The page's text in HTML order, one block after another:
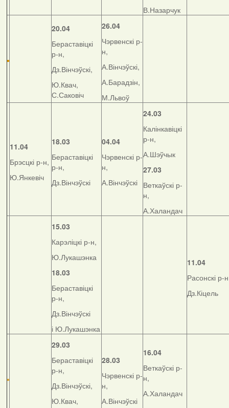
В.Назарчук
20.04
Бераставіцкі
р-н,
Дз.Вінчэўскі,
Ю.Квач,
С.Саковіч
26.04
Чэрвенскі р-
н,
А.Вінчэўскі,
А.Барадзін,
М.Львоў
11.04
Брэсцкі р-н,
Ю.Янкевіч
18.03
Бераставіцкі
р-н,
Дз.Вінчэўскі
04.04
Чэрвенскі р-
н,
А.Вінчэўскі
24.03
Калінкавіцкі
р-н,
А.Шэўчык
27.03
Веткаўскі р-
н,
А.Халандач
15.03
Карэліцкі р-н,
Ю.Лукашэнка
18.03
Бераставіцкі
р-н,
Дз.Вінчэўскі
і Ю.Лукашэнка
11.04
Расонскі р-
Дз.Кіцель
29.03
Бераставіцкі
р-н,
Дз.Вінчэўскі,
Ю.Квач,
28.03
Чэрвенскі р-
н,
А.Вінчэўскі
16.04
Веткаўскі р-
н,
А.Халандач